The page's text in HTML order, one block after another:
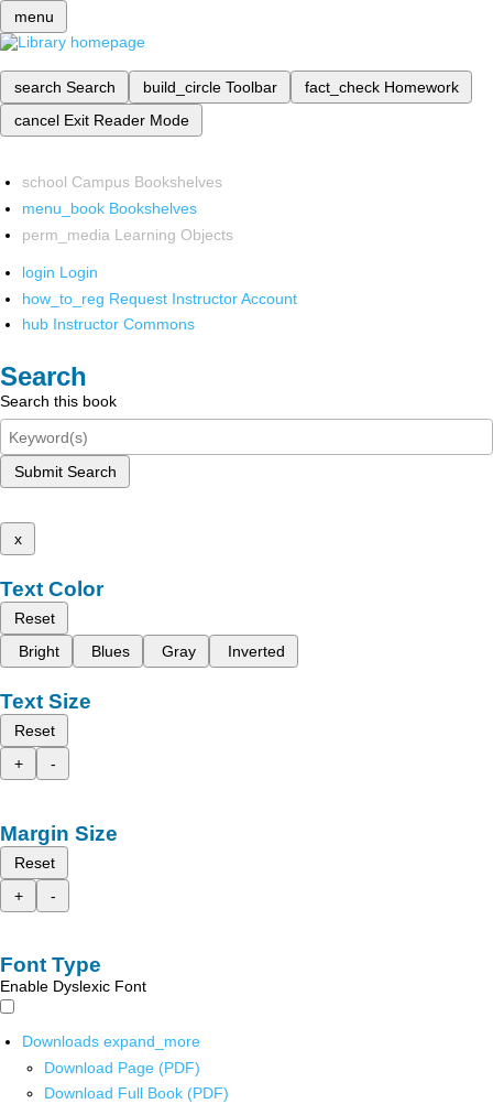
menu
search Search build_circle Toolbar fact_check Homework
cancel Exit Reader Mode
school Campus Bookshelves
menu_book Bookshelves
perm_media Learning Objects
login Login
how_to_reg Request Instructor Account
hub Instructor Commons
Search
Search this book
Submit Search
x
Text Color
Reset
Bright
Blues Gray Inverted
Text Size
Reset
+
-
Margin Size
Reset
+
-
Font Type
Enable Dyslexic Font
Downloads expand_more
Download Page (PDF)
Download Full Book (PDF)